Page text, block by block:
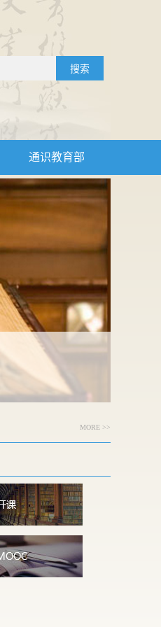
搜索
通识教育部
MORE >>